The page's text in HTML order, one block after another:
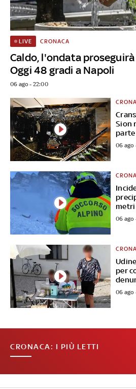
Caldo, l'ondata
Oggi 48 gradi a Napoli
LIVE CRONACA
06 ago - 22:00
Sion
06 ago
metri
06 ago
per
06 ago
CRONACA: I PIÙ LETTI